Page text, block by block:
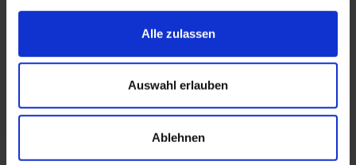
Alle zulassen
Auswahl erlauben
Ablehnen
Ferienwohnung.Hier finden Sie die passende Unterkunft für
Felsentherme Kur Thermalwasser